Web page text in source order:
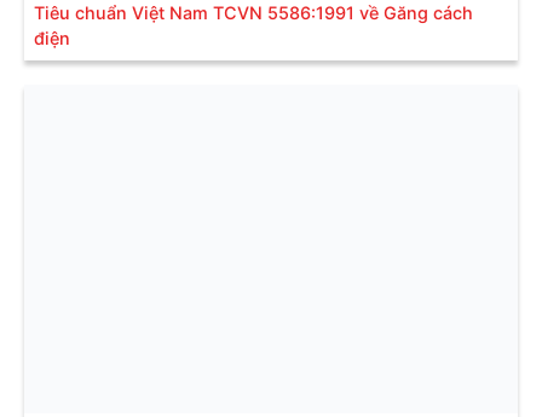
Tiêu chuẩn Việt Nam TCVN 5586:1991 về Găng cách
điện